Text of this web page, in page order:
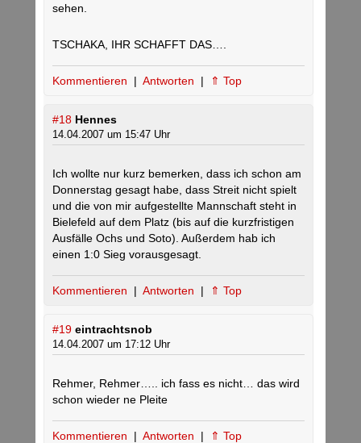
sehen.
TSCHAKA, IHR SCHAFFT DAS….
Kommentieren | Antworten | ⇑ Top
#18 Hennes
14.04.2007 um 15:47 Uhr
Ich wollte nur kurz bemerken, dass ich schon am
Donnerstag gesagt habe, dass Streit nicht spielt
und die von mir aufgestellte Mannschaft steht in
Bielefeld auf dem Platz (bis auf die kurzfristigen
Ausfälle Ochs und Soto). Außerdem hab ich
einen 1:0 Sieg vorausgesagt.
Kommentieren | Antworten | ⇑ Top
#19 eintrachtsnob
14.04.2007 um 17:12 Uhr
Rehmer, Rehmer….. ich fass es nicht… das wird
schon wieder ne Pleite
Kommentieren | Antworten | ⇑ Top